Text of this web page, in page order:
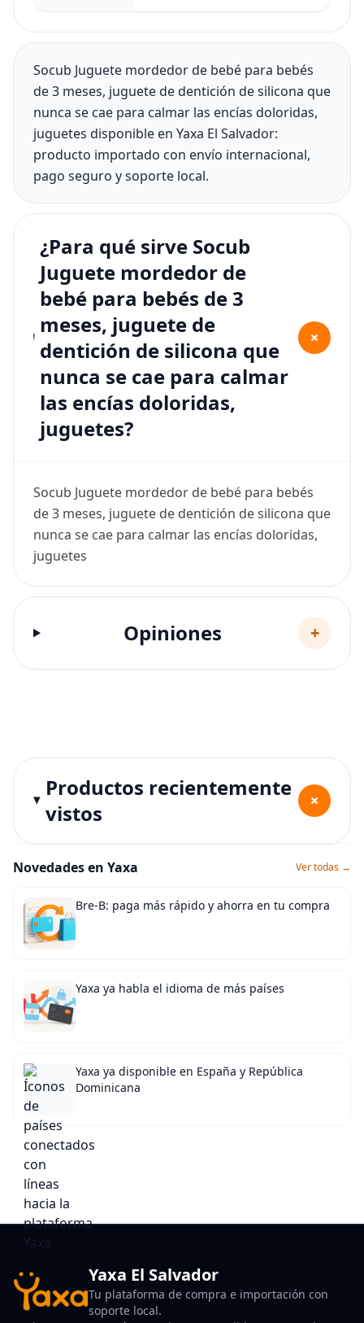
Socub Juguete mordedor de bebé para bebés
de 3 meses, juguete de dentición de silicona que
nunca se cae para calmar las encías doloridas,
juguetes disponible en Yaxa El Salvador:
producto importado con envío internacional,
pago seguro y soporte local.
¿Para qué sirve Socub
Juguete mordedor de
bebé para bebés de 3
meses, juguete de
dentición de silicona que
nunca se cae para calmar
las encías doloridas,
juguetes?
+
Socub Juguete mordedor de bebé para bebés
de 3 meses, juguete de dentición de silicona que
nunca se cae para calmar las encías doloridas,
juguetes
Opiniones +
Productos recientemente
vistos
+
Novedades en Yaxa Ver todas →
Bre-B: paga más rápido y ahorra en tu compra
Yaxa ya habla el idioma de más países
Yaxa ya disponible en España y República
Dominicana
Yaxa El Salvador
Tu plataforma de compra e importación con
soporte local.